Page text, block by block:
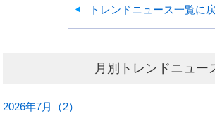
トレンドニュース一覧に
月別トレンドニュー
2026年7月（2）